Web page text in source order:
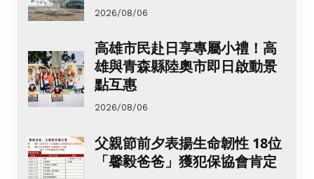
2026/08/06
高雄市民赴日享專屬小禮！高
雄與青森縣陸奧市即日啟動景
點互惠
2026/08/06
父親節前夕表揚生命韌性 18位
「馨毅爸爸」獲犯保協會肯定